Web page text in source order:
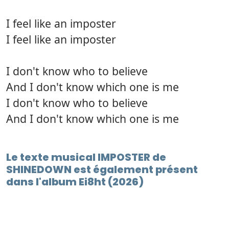
I feel like an imposter
I feel like an imposter
I don't know who to believe
And I don't know which one is me
I don't know who to believe
And I don't know which one is me
Le texte musical IMPOSTER de
SHINEDOWN est également présent
dans l'album Ei8ht (2026)